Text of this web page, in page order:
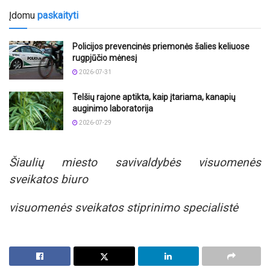
Įdomu paskaityti
Policijos prevencinės priemonės šalies keliuose
rugpjūčio mėnesį
2026-07-31
Telšių rajone aptikta, kaip įtariama, kanapių
auginimo laboratorija
2026-07-29
Šiaulių miesto savivaldybės visuomenės
sveikatos biuro
visuomenės sveikatos stiprinimo specialistė